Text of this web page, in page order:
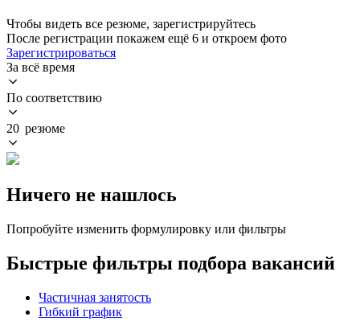
Чтобы видеть все резюме, зарегистрируйтесь
После регистрации покажем ещё 6 и откроем фото
Зарегистрироваться
За всё время
По соответствию
20 резюме
Ничего не нашлось
Попробуйте изменить формулировку или фильтры
Быстрые фильтры подбора вакансий
Частичная занятость
Гибкий график